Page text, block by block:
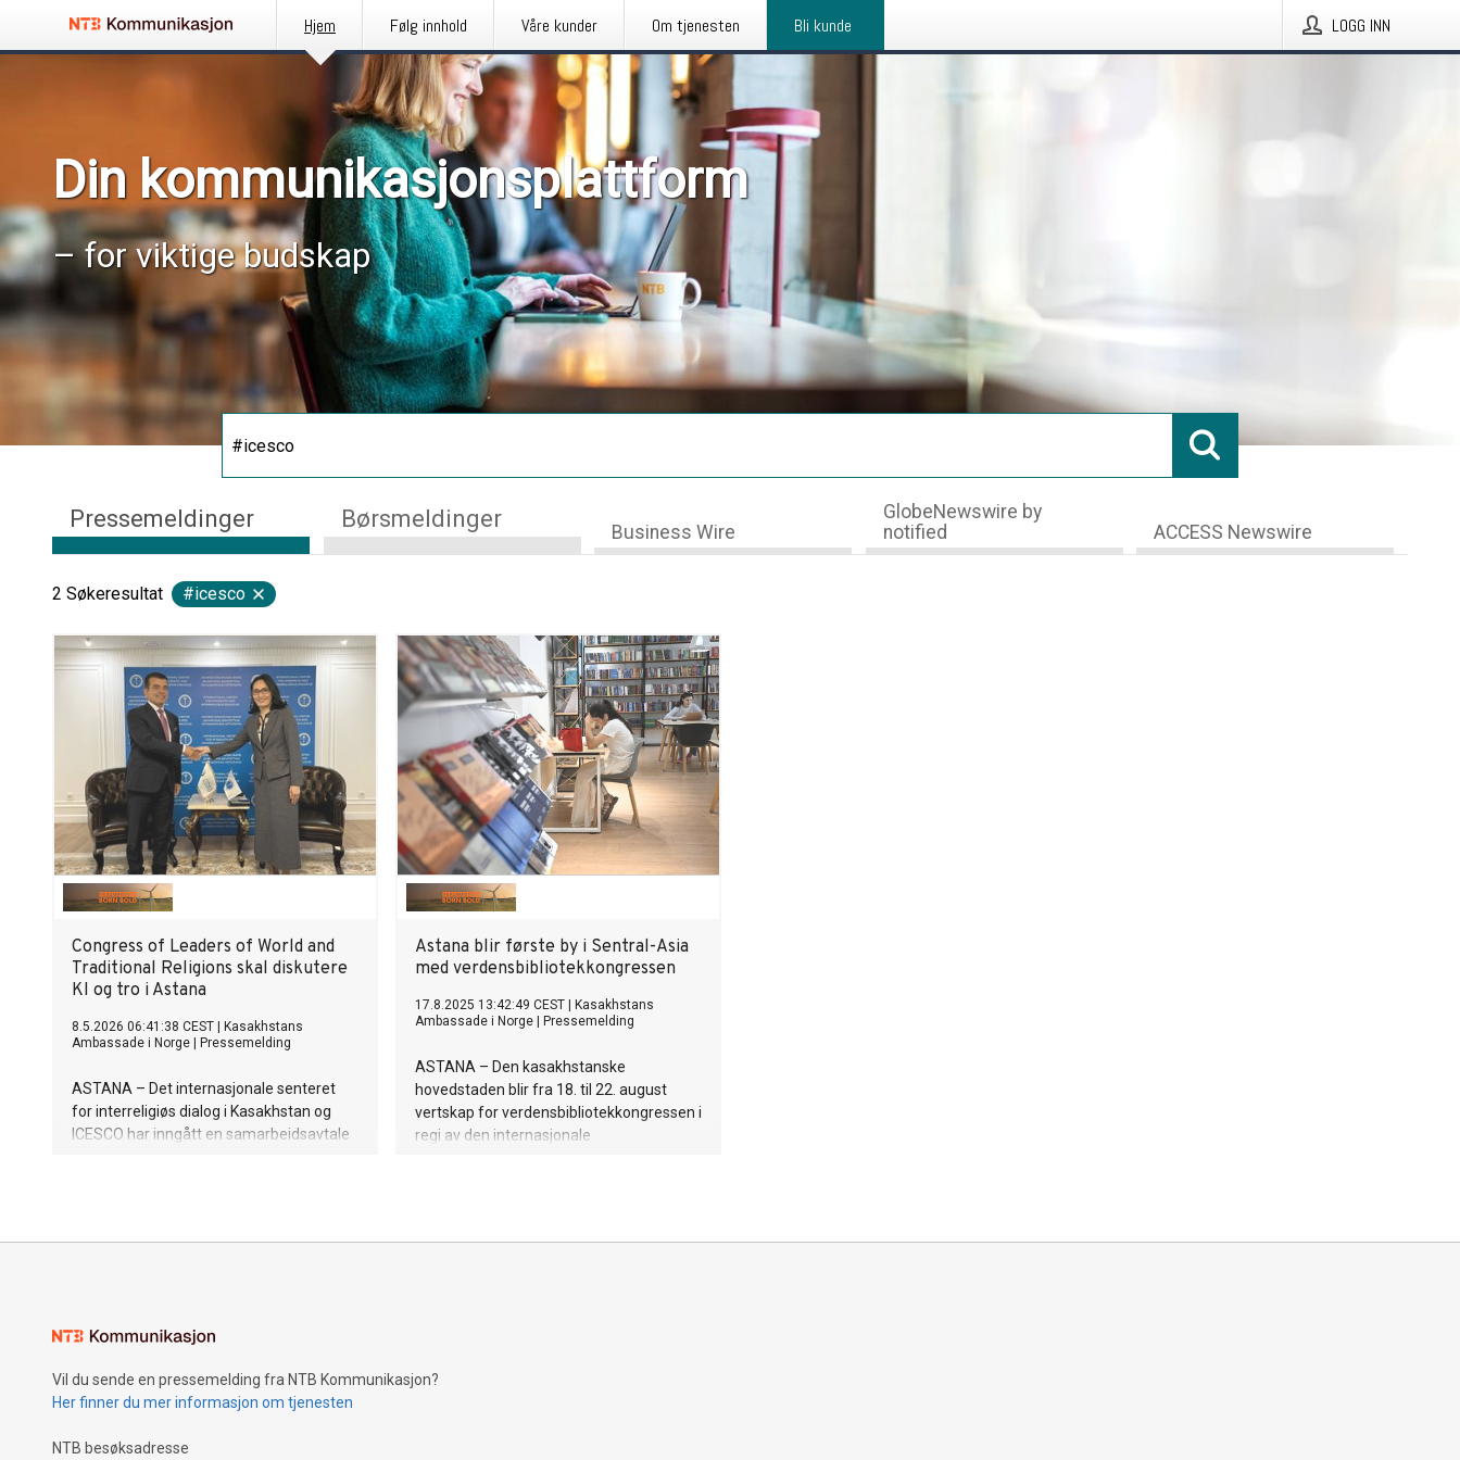
Hjem Følg innhold Våre kunder Om tjenesten Bli kunde LOGG INN
Din kommunikasjonsplattform
– for viktige budskap
Pressemeldinger Børsmeldinger Business Wire
GlobeNewswire by
notified
ACCESS Newswire
2 Søkeresultat #icesco
Congress of Leaders of World and
Traditional Religions skal diskutere
KI og tro i Astana
8.5.2026 06:41:38 CEST
Kasakhstans
Ambassade i Norge
Pressemelding
ASTANA – Det internasjonale senteret
for interreligiøs dialog i Kasakhstan og
ICESCO har inngått en samarbeidsavtale
Astana blir første by i Sentral-Asia
med verdensbibliotekkongressen
17.8.2025 13:42:49 CEST
Kasakhstans
Ambassade i Norge
Pressemelding
ASTANA – Den kasakhstanske
hovedstaden blir fra 18. til 22. august
vertskap for verdensbibliotekkongressen i
regi av den internasjonale
Vil du sende en pressemelding fra NTB Kommunikasjon?
Her finner du mer informasjon om tjenesten
NTB besøksadresse